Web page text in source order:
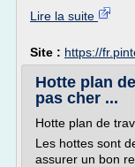
Lire la suite
Site : https://
Hotte plan
pas cher ...
Hotte plan de
Les hottes sont
assurer un bon